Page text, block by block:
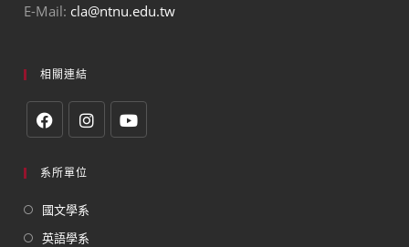
E-Mail: cla@ntnu.edu.tw
相關連結
系所單位
國文學系
英語學系